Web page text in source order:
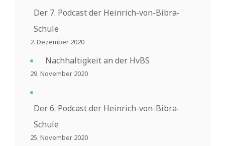
Der 7. Podcast der Heinrich-von-Bibra-
Schule
2. Dezember 2020
Nachhaltigkeit an der HvBS
29. November 2020
Der 6. Podcast der Heinrich-von-Bibra-
Schule
25. November 2020